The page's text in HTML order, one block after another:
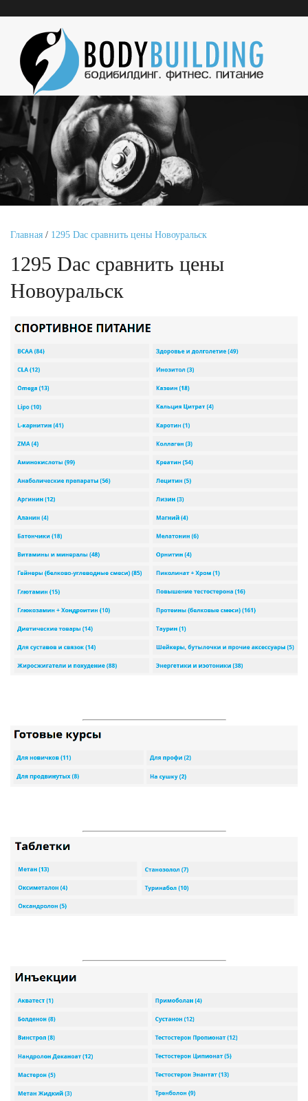
Главная / 1295 Dac сравнить цены Новоуральск
1295 Dac сравнить цены
Новоуральск